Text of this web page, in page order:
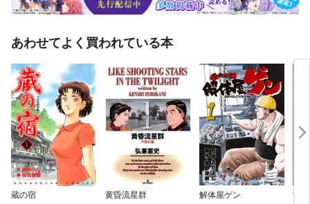
あわせてよく買われている本
蔵の宿 黄昏流星群 解体屋ゲン 深